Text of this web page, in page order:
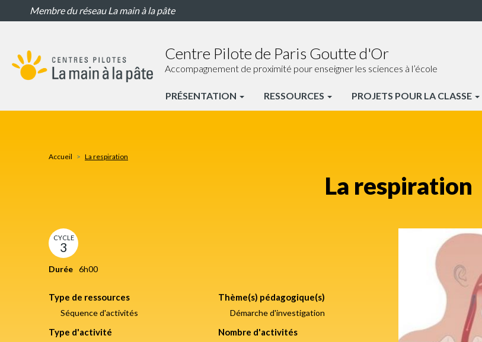
respiration
Membre du réseau La main à la pâte
Centre Pilote de Paris Goutte d'Or
Accompagnement de proximité pour enseigner les sciences à l’école
CP
PRÉSENTATION RESSOURCES PROJETS POUR LA CLASSE
Accueil La respiration
La respiration
CYCLE
3
Durée 6h00
Type de ressources
Séquence d'activités
Type d'activité
Thème(s) pédagogique(s)
Démarche d'investigation
Nombre d'activités